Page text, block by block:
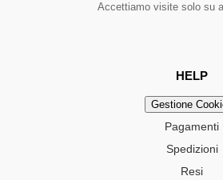
Accettiamo visite solo su
HELP
Gestione
Pagamenti
Spedizioni
Resi